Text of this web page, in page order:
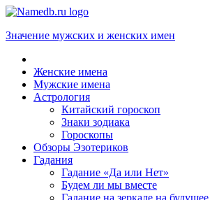
Значение мужских и женских имен
Женские имена
Мужские имена
Астрология
Китайский гороскоп
Знаки зодиака
Гороскопы
Обзоры Эзотериков
Гадания
Гадание «Да или Нет»
Будем ли мы вместе
Гадание на зеркале на будущее